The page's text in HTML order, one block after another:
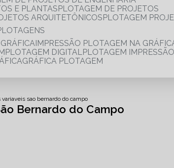
E PLANTAS
PLOTAGEM DE PROJETOS
ARQUITETÔNICOS
PLOTAGEM
PLOTAGENS
IMPRESSÃO PLOTAGEM NA
PLOTAGEM DIGITAL PLOTAGEM IMPRESSÃO
GRÁFICA PLOTAGEM
sao bernardo do campo
Bernardo do Campo